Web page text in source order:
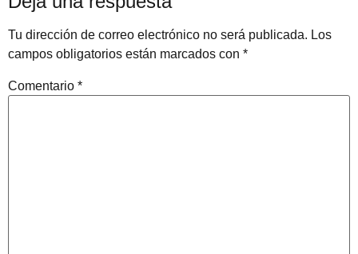
Tu dirección de correo electrónico no será publicada. Los
campos obligatorios están marcados con *
Comentario *